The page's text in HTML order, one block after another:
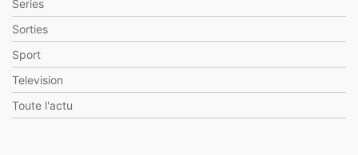
Series
Sorties
Sport
Television
Toute l'actu